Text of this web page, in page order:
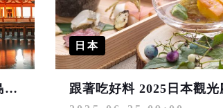
全國獨家．藝術奢旅！震撼心弦《嚴島弦樂四重奏ｘ頂級4旅宿》五日遊 10/21感動出發
日本